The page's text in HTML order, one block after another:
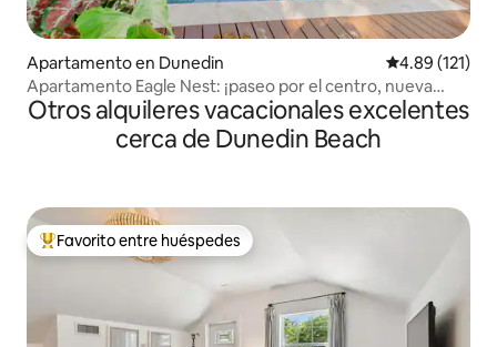
Apartamento en Dunedin Calificación
4.89 (121)
Apartamento Eagle Nest: ¡paseo por el centro, nueva
PISCINA!
Otros alquileres vacacionales excelentes
cerca de Dunedin Beach
Favorito entre huéspedes preferido
Favorito entre huéspedes